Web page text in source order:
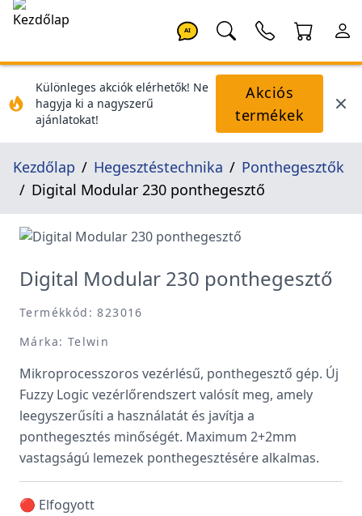
AI
Különleges akciók elérhetők! Ne
hagyja ki a nagyszerű
ajánlatokat!
Akciós
termékek
Kezdőlap Hegesztéstechnika
Ponthegesztők
Digital Modular 230 ponthegesztő
Digital Modular 230 ponthegesztő
Termékkód: 823016
Márka: Telwin
Mikroprocesszoros vezérlésű, ponthegesztő gép. Új
Fuzzy Logic vezérlőrendszert valósít meg, amely
leegyszerűsíti a használatát és javítja a
ponthegesztés minőségét. Maximum 2+2mm
vastagságú lemezek ponthegesztésére alkalmas.
🔴 Elfogyott